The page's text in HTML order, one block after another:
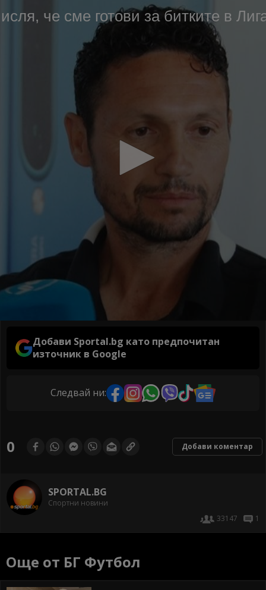
Добави Sportal.bg като предпочитан
източник в Google
Следвай ни:
0 Добави коментар
SPORTAL.BG
Спортни новини
33147
1
Още от БГ Футбол